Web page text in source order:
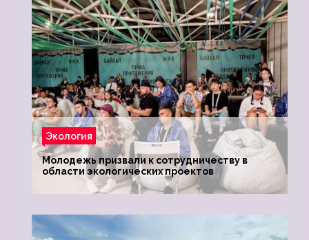
Экология
Молодежь призвали к сотрудничеству в
области экологических проектов